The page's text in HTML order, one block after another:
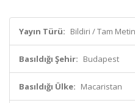
Yayın Türü: Bildiri / Tam
Basıldığı Şehir: Budapest
Basıldığı Ülke: Macaristan